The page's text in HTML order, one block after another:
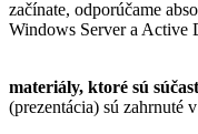
začínate, odporúčame
Windows Server a Active
materiály, ktoré sú
(prezentácia) sú zahrnuté